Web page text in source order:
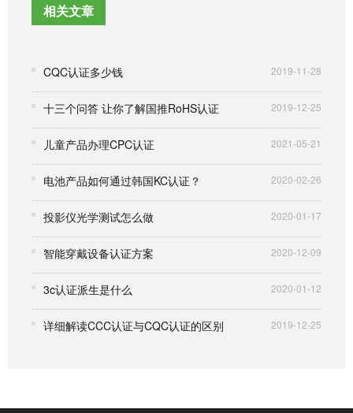
相关文章
CQC认证多少钱 2019-11-28
十三个问答 让你了解国推RoHS认证 2019-12-25
儿童产品办理CPC认证 2021-05-21
电池产品如何通过韩国KC认证？ 2020-02-26
投影仪光学测试怎么做 2020-01-17
智能穿戴设备认证方案 2020-12-09
3c认证派生是什么 2020-01-12
详细解读CCC认证与CQC认证的区别 2019-12-25